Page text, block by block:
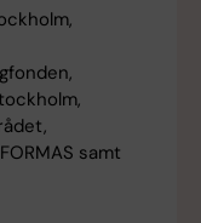
samt